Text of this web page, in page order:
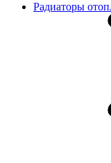
Радиаторы